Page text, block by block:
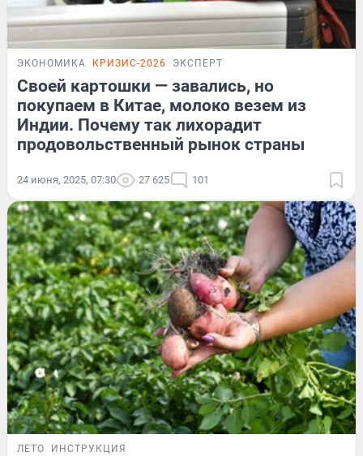
ЭКОНОМИКА КРИЗИС-2026 ЭКСПЕРТ
Своей картошки — завались, но
покупаем в Китае, молоко везем из
Индии. Почему так лихорадит
продовольственный рынок страны
24 июня, 2025, 07:30 27 625 101
ЛЕТО ИНСТРУКЦИЯ